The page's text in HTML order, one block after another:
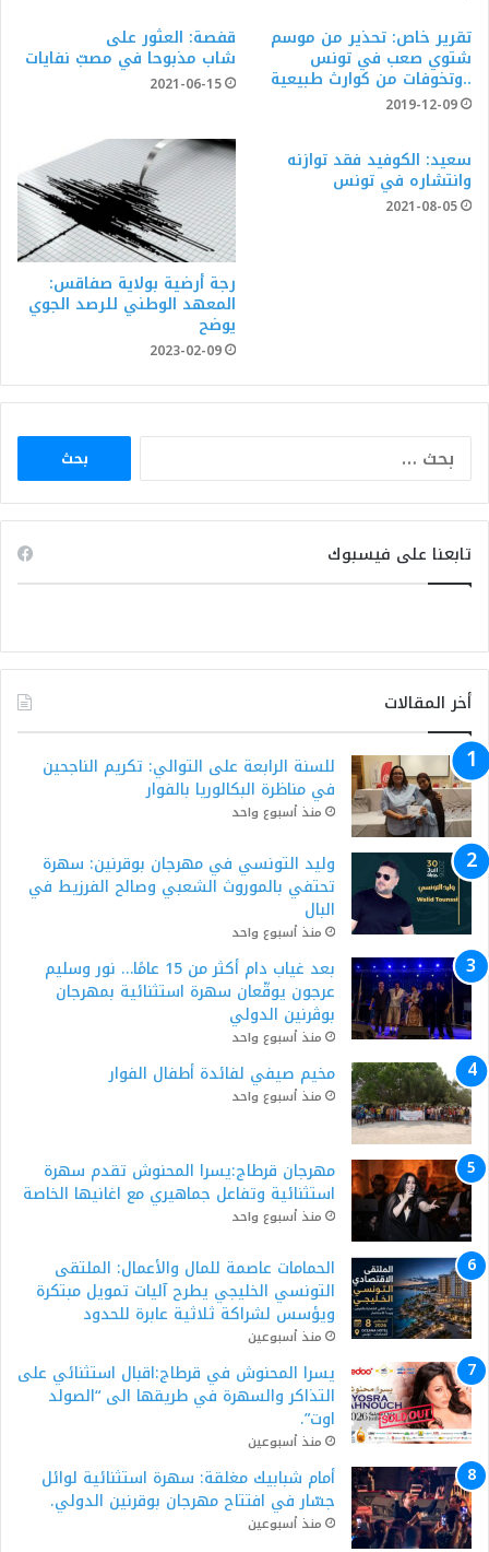
تقرير خاص: تحذير من موسم
شتوي صعب في تونس
..وتخوفات من كوارث طبيعية
2019-12-09
قفصة: العثور على
شاب مذبوحا في مصبّ نفايات‎
2021-06-15
سعيد: الكوفيد فقد توازنه
وانتشاره في تونس
2021-08-05
رجة أرضية بولاية صفاقس:
المعهد الوطني للرصد الجوي
يوضح
2023-02-09
البحث
تابعنا على فيسبوك
أخر المقالات
للسنة الرابعة على التوالي: تكريم الناجحين
في مناظرة البكالوريا بالفوار
منذ أسبوع واحد
وليد التونسي في مهرجان بوقرنين: سهرة
تحتفي بالموروث الشعبي وصالح الفرزيط في
البال
منذ أسبوع واحد
بعد غياب دام أكثر من 15 عامًا… نور وسليم
عرجون يوقّعان سهرة استثنائية بمهرجان
بوڨرنين الدولي
منذ أسبوع واحد
مخيم صيفي لفائدة أطفال الفوار
منذ أسبوع واحد
مهرجان قرطاج:يسرا المحنوش تقدم سهرة
استثنائية وتفاعل جماهيري مع اغانيها الخاصة
منذ أسبوع واحد
الحمامات عاصمة للمال والأعمال: الملتقى
التونسي الخليجي يطرح آليات تمويل مبتكرة
ويؤسس لشراكة ثلاثية عابرة للحدود
منذ أسبوعين
يسرا المحنوش في قرطاج:اقبال استثنائي على
التذاكر والسهرة في طريقها الى “الصولد
اوت”.
منذ أسبوعين
أمام شبابيك مغلقة: سهرة استثنائية لوائل
جسّار في افتتاح مهرجان بوقرنين الدولي.
منذ أسبوعين